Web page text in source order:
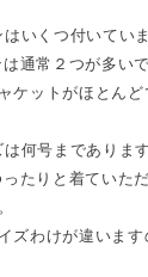
いくつ付いてい
通常２つが多い
ケットがほとんど
何号までありま
たりと着ていた
ズわけが違いま